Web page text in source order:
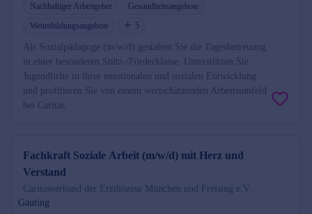
Nachhaltiger Arbeitgeber
Gesundheitsangebote
Weiterbildungsangebote
5
Als Sozialpädagoge (m/w/d) gestalten Sie die Tagesbetreuung
in einer besonderen Stütz-/Förderklasse. Unterstützen Sie
Jugendliche in ihrer emotionalen und sozialen Entwicklung
und profitieren Sie von einem wertschätzenden Arbeitsumfeld
bei Caritas.
Fachkraft Soziale Arbeit (m/w/d) mit Herz und
Verstand
Caritasverband der Erzdiözese München und Freising e.V.
Gauting